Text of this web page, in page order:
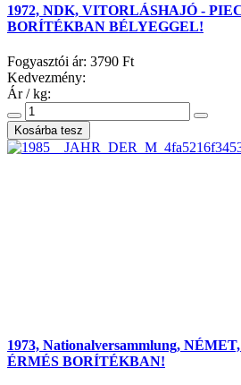
1972, NDK, VITORLÁSHAJÓ -
BORÍTÉKBAN BÉLYEGGEL!
Fogyasztói ár: 3790 Ft
Kedvezmény:
Ár / kg:
1973, Nationalversammlung,
ÉRMÉS BORÍTÉKBAN!